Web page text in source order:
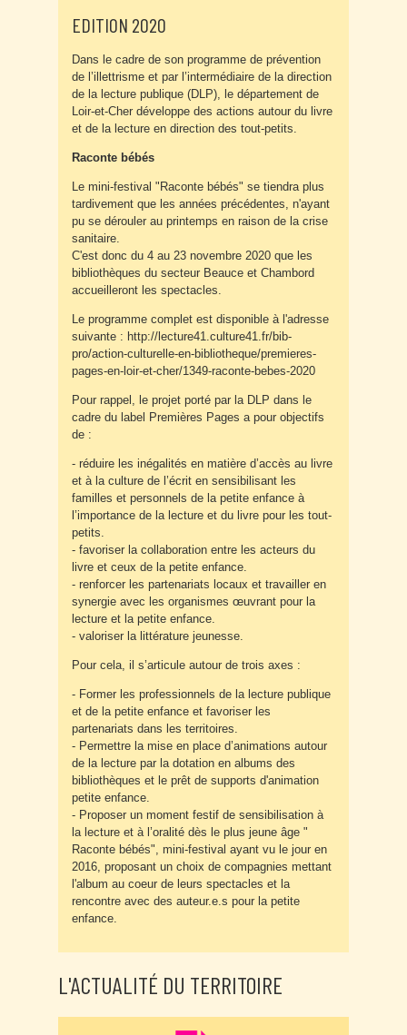
EDITION 2020
Dans le cadre de son programme de prévention
de l’illettrisme et par l’intermédiaire de la direction
de la lecture publique (DLP), le département de
Loir-et-Cher développe des actions autour du livre
et de la lecture en direction des tout-petits.
Raconte bébés
Le mini-festival "Raconte bébés" se tiendra plus
tardivement que les années précédentes, n'ayant
pu se dérouler au printemps en raison de la crise
sanitaire.
C'est donc du 4 au 23 novembre 2020 que les
bibliothèques du secteur Beauce et Chambord
accueilleront les spectacles.
Le programme complet est disponible à l'adresse
suivante : http://lecture41.culture41.fr/bib-
pro/action-culturelle-en-bibliotheque/premieres-
pages-en-loir-et-cher/1349-raconte-bebes-2020
Pour rappel, le projet porté par la DLP dans le
cadre du label Premières Pages a pour objectifs
de :
- réduire les inégalités en matière d’accès au livre
et à la culture de l’écrit en sensibilisant les
familles et personnels de la petite enfance à
l’importance de la lecture et du livre pour les tout-
petits.
- favoriser la collaboration entre les acteurs du
livre et ceux de la petite enfance.
- renforcer les partenariats locaux et travailler en
synergie avec les organismes œuvrant pour la
lecture et la petite enfance.
- valoriser la littérature jeunesse.
Pour cela, il s’articule autour de trois axes :
- Former les professionnels de la lecture publique
et de la petite enfance et favoriser les
partenariats dans les territoires.
- Permettre la mise en place d’animations autour
de la lecture par la dotation en albums des
bibliothèques et le prêt de supports d'animation
petite enfance.
- Proposer un moment festif de sensibilisation à
la lecture et à l’oralité dès le plus jeune âge "
Raconte bébés", mini-festival ayant vu le jour en
2016, proposant un choix de compagnies mettant
l'album au coeur de leurs spectacles et la
rencontre avec des auteur.e.s pour la petite
enfance.
L'ACTUALITÉ DU TERRITOIRE